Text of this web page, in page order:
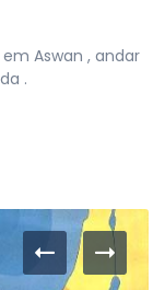
Aswan , andar
.